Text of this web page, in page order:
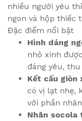
nhiều người yêu
ngon và hộp thiếc
Đặc điểm nổi bật
Hình dáng
nhỏ xinh
đáng yêu,
Kết cấu giòn
có vị lạt nhẹ,
với phần
Nhân socola